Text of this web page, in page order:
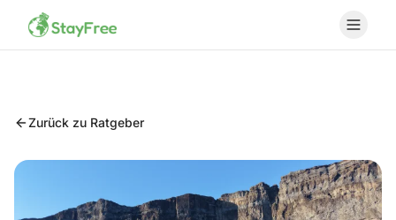
Zurück zu Ratgeber